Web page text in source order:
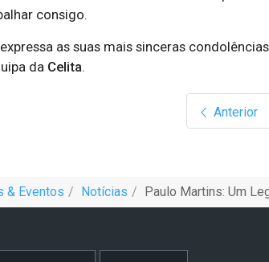
consigo.
expressa as suas mais sinceras condolências
da Celita.
ArtigoAnterior
& Eventos Notícias Paulo Martins: Um